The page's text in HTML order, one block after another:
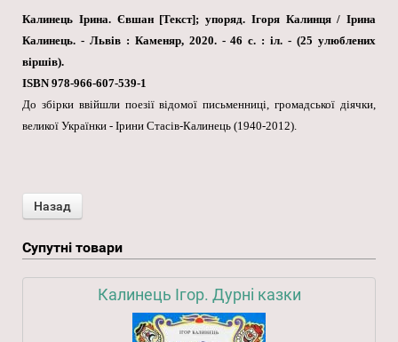
Калинець Ірина. Євшан [Текст]; упоряд. Ігоря Калинця / Ірина
Калинець. - Львів : Каменяр, 2020. - 46 с. : іл. - (25 улюблених
віршів).
ISBN 978-966-607-539-1
До збірки ввійшли поезії відомої письменниці, громадської діячки,
великої Українки - Ірини Стасів-Калинець (1940-2012).
Супутні товари
Калинець Ігор. Дурні казки